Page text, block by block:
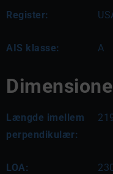
Register:
AIS klasse: A
Længde imellem
perpendikulær:
LOA: